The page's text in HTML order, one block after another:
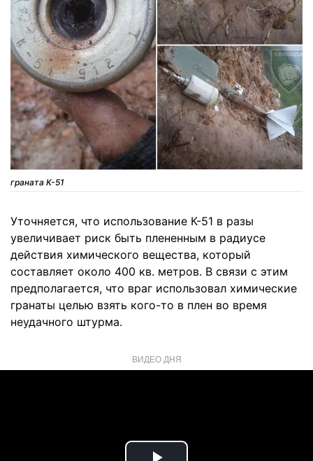
граната К-51
Уточняется, что использование К-51 в разы
увеличивает риск быть плененным в радиусе
действия химического вещества, который
составляет около 400 кв. метров. В связи с этим
предполагается, что враг использовал химические
гранаты целью взять кого-то в плен во время
неудачного штурма.
ВИДЕО ДНЯ